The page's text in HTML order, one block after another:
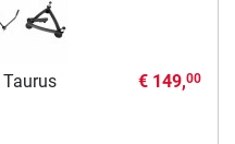
€ 149,00